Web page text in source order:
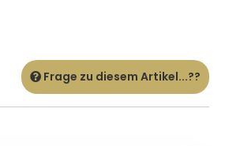
Frage zu diesem Artikel...??